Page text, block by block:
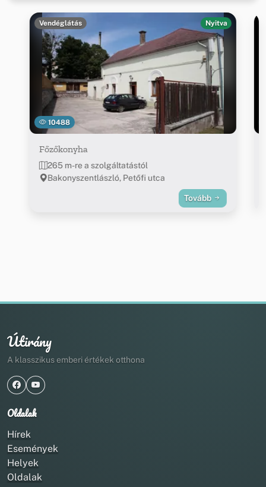
10488
Vendéglátás Nyitva
Főzőkonyha
265 m-re a szolgáltatástól
Bakonyszentlászló, Petőfi utca
Tovább
Útirány
A klasszikus emberi értékek otthona
Oldalak
Hírek
Események
Helyek
Oldalak